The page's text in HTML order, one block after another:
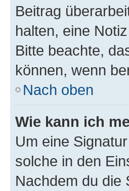
Beitrag
halten, eine
Bitte beachte,
können, wenn
Nach oben
Wie kann ich
Um eine
solche in den
Nachdem du die